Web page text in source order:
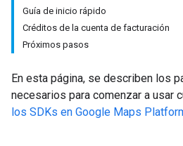
Guía de inicio rápido
Créditos de la cuenta de facturación
Próximos pasos
En esta página, se describen los
necesarios para comenzar a usar
los SDKs en Google Maps